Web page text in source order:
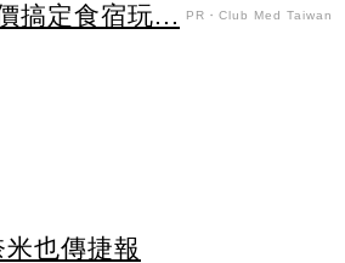
搞定食宿玩...
PR・Club Med Taiwan
也傳捷報